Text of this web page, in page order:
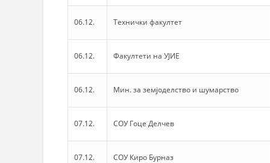
06.12. Технички факултет
06.12. Факултети на УЈИЕ
06.12. Мин. за земјоделство и шумарство
07.12. СОУ Гоце Делчев
07.12. СОУ Киро Бурназ